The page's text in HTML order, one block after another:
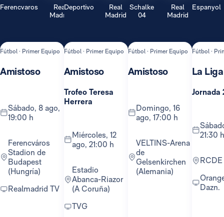
Ferencvaros
Real
Madrid
Fútbol · Primer Equipo
Amistoso
sábado, 8 ago,
19:00 h
Ferencváros
Stadion de
Budapest
(Hungría)
Realmadrid TV
Deportivo
Real
Madrid
Fútbol · Primer Equipo
Amistoso
Trofeo Teresa
Herrera
miércoles, 12
ago, 21:00 h
Estadio
Abanca-Riazor
(A Coruña)
TVG
Schalke
04
Real
Madrid
Fútbol · Primer Equipo
Amistoso
domingo, 16
ago, 17:00 h
VELTINS-Arena
de
Gelsenkirchen
(Alemania)
Espanyol
Fútbol ·
La Liga
Jornada
sábado, 22 ago,
21:30 h
Orange TV y
Dazn.